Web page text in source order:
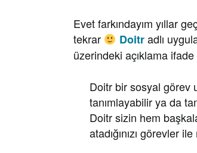
Evet farkındayım yıllar
tekrar
Doitradlı
üzerindeki açıklama ifade
Doitr bir sosyal görev
tanımlayabilir ya da
Doitr sizin hem
atadığınızı görevler